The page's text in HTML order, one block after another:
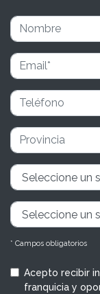
* Campos obligatorios
Acepto recibir
franquicia y